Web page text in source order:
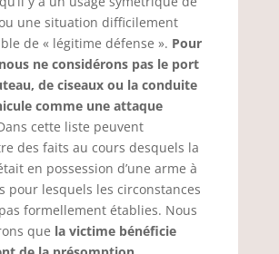
une situation difficilement
de « légitime défense ». Pour
ne considérons pas le port
de ciseaux ou la conduite
comme une attaque
cette liste peuvent
des faits au cours desquels la
en possession d’une arme à
pour lesquels les circonstances
formellement établies. Nous
que la victime bénéficie